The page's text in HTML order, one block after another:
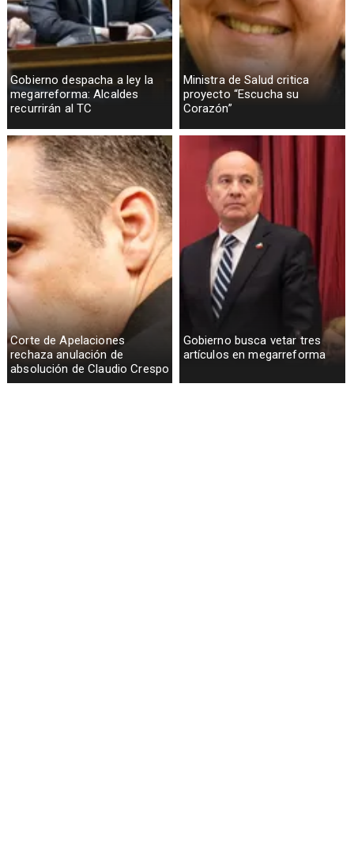
Gobierno despacha a ley la
megarreforma: Alcaldes
recurrirán al TC
Ministra de Salud critica
proyecto “Escucha su
Corazón”
Corte de Apelaciones
rechaza anulación de
absolución de Claudio Crespo
Gobierno busca vetar tres
artículos en megarreforma